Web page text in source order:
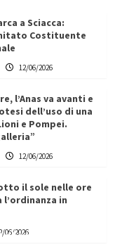
a Sciacca:
Costituente
12/06/2026
l’Anas va avanti e
dell’uso di una
e Pompei.
12/06/2026
il sole nelle ore
in
06/2026